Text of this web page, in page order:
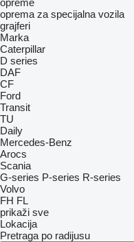
opreme
oprema za specijalna vozila
grajferi
Marka
Caterpillar
D series
DAF
CF
Ford
Transit
TU
Daily
Mercedes-Benz
Arocs
Scania
G-series P-series R-series
Volvo
FH FL
prikaži sve
Lokacija
Pretraga po radijusu